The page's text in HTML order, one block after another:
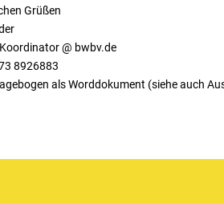
Grüßen
@ bwbv.de
8926883
als Worddokument (siehe auch